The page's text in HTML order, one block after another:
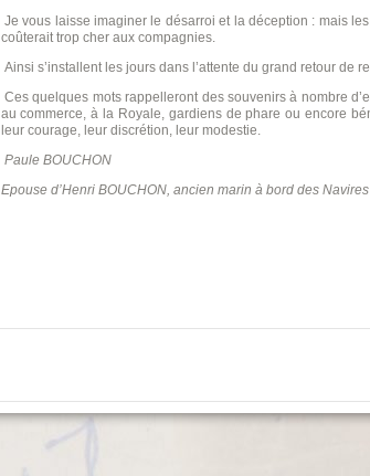
Je vous laisse imaginer le désarroi et la déception : mais
coûterait trop cher aux compagnies.
Ainsi s’installent les jours dans l’attente du grand retour de
Ces quelques mots rappelleront des souvenirs à nombre
au commerce, à la Royale, gardiens de phare ou encore
leur courage, leur discrétion, leur modestie.
Paule BOUCHON
Epouse d’Henri BOUCHON, ancien marin à bord des